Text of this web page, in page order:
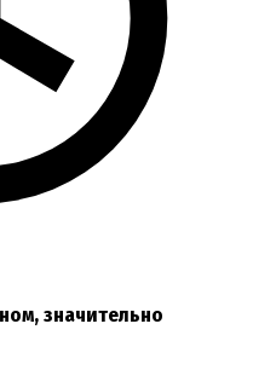
значительно